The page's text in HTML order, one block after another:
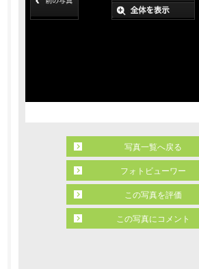
写真一覧へ戻る
フォトビューワー
この写真を評価
この写真にコメント